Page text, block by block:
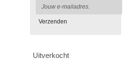
Verzenden
Uitverkocht